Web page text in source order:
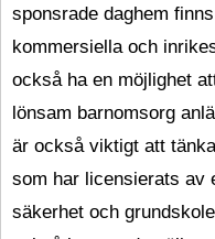
sponsrade daghem
kommersiella och
också ha en möjlighet
lönsam barnomsorg
är också viktigt att
som har licensierats av
säkerhet och